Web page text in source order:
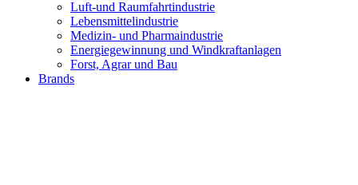
Luft-und Raumfahrtindustrie
Lebensmittelindustrie
Medizin- und Pharmaindustrie
Energiegewinnung und Windkraftanlagen
Forst, Agrar und Bau
Brands